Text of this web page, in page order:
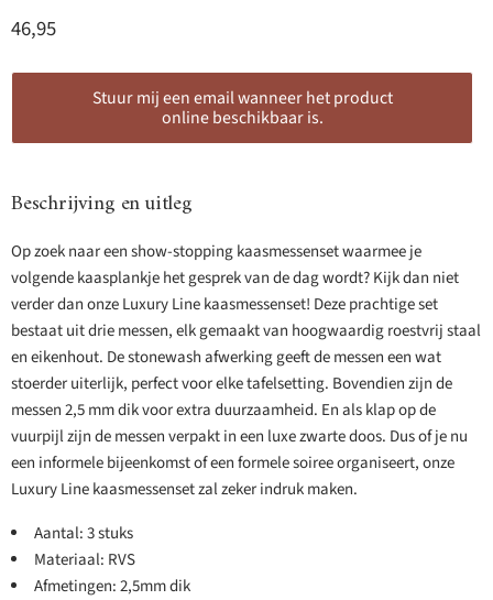
Huidige prijs
46,95
Stuur mij een email wanneer het product
online beschikbaar is.
Beschrijving en uitleg
Op zoek naar een show-stopping kaasmessenset waarmee je
volgende kaasplankje het gesprek van de dag wordt? Kijk dan niet
verder dan onze Luxury Line kaasmessenset! Deze prachtige set
bestaat uit drie messen, elk gemaakt van hoogwaardig roestvrij staal
en eikenhout. De stonewash afwerking geeft de messen een wat
stoerder uiterlijk, perfect voor elke tafelsetting. Bovendien zijn de
messen 2,5 mm dik voor extra duurzaamheid. En als klap op de
vuurpijl zijn de messen verpakt in een luxe zwarte doos. Dus of je nu
een informele bijeenkomst of een formele soiree organiseert, onze
Luxury Line kaasmessenset zal zeker indruk maken.
Aantal: 3 stuks
Materiaal: RVS
Afmetingen: 2,5mm dik